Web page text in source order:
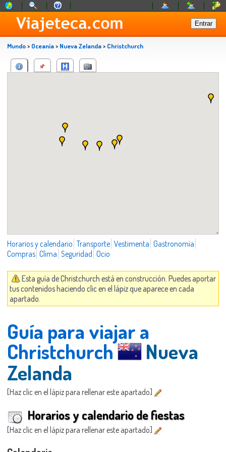
Mundo> Oceanía> Nueva Zelanda> Christchurch
Horarios y calendario Transporte Vestimenta Gastronomía
Compras Clima Seguridad Ocio
Esta guía de Christchurch está en construcción. Puedes aportar
tus contenidos haciendo clic en el lápiz que aparece en cada
apartado.
Guía para viajar a
Christchurch
Nueva
Zelanda
[Haz clic en el lápiz para rellenar este apartado]
Horarios y calendario de fiestas
[Haz clic en el lápiz para rellenar este apartado]